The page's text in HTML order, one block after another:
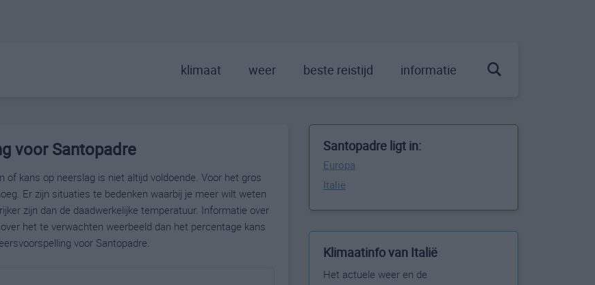
klimaat weer beste reistijd informatie
voor Santopadre
kans op neerslag is niet altijd voldoende. Voor het gros
Er zijn situaties te bedenken waarbij je meer wilt weten
zijn dan de daadwerkelijke temperatuur. Informatie over
het te verwachten weerbeeld dan het percentage kans
voor Santopadre.
Santopadre ligt in:
Europa
Italië
Klimaatinfo van Italië
Het actuele weer en de